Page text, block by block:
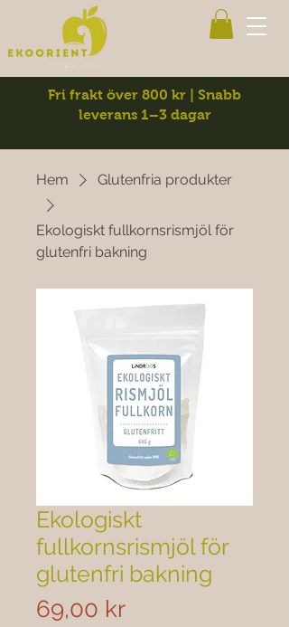
Fri frakt över 800 kr | Snabb
leverans 1–3 dagar
Hem Glutenfria produkter
Ekologiskt fullkornsrismjöl för
glutenfri bakning
Ekologiskt
fullkornsrismjöl för
glutenfri bakning
69,00 krPris